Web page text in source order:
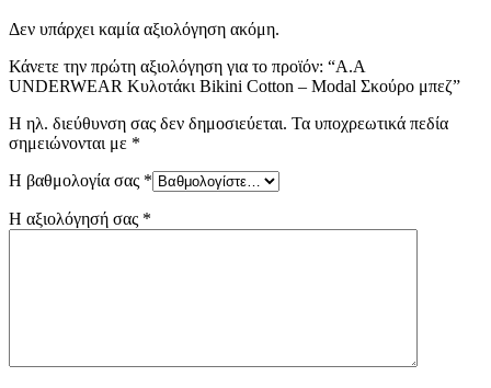
Δεν υπάρχει καμία αξιολόγηση ακόμη.
Κάνετε την πρώτη αξιολόγηση για το προϊόν: “Α.A
UNDERWEAR Κυλοτάκι Bikini Cotton – Modal Σκούρο μπεζ”
Η ηλ. διεύθυνση σας δεν δημοσιεύεται. Τα υποχρεωτικά πεδία
σημειώνονται με *
Η βαθμολογία σας *
Η αξιολόγησή σας *